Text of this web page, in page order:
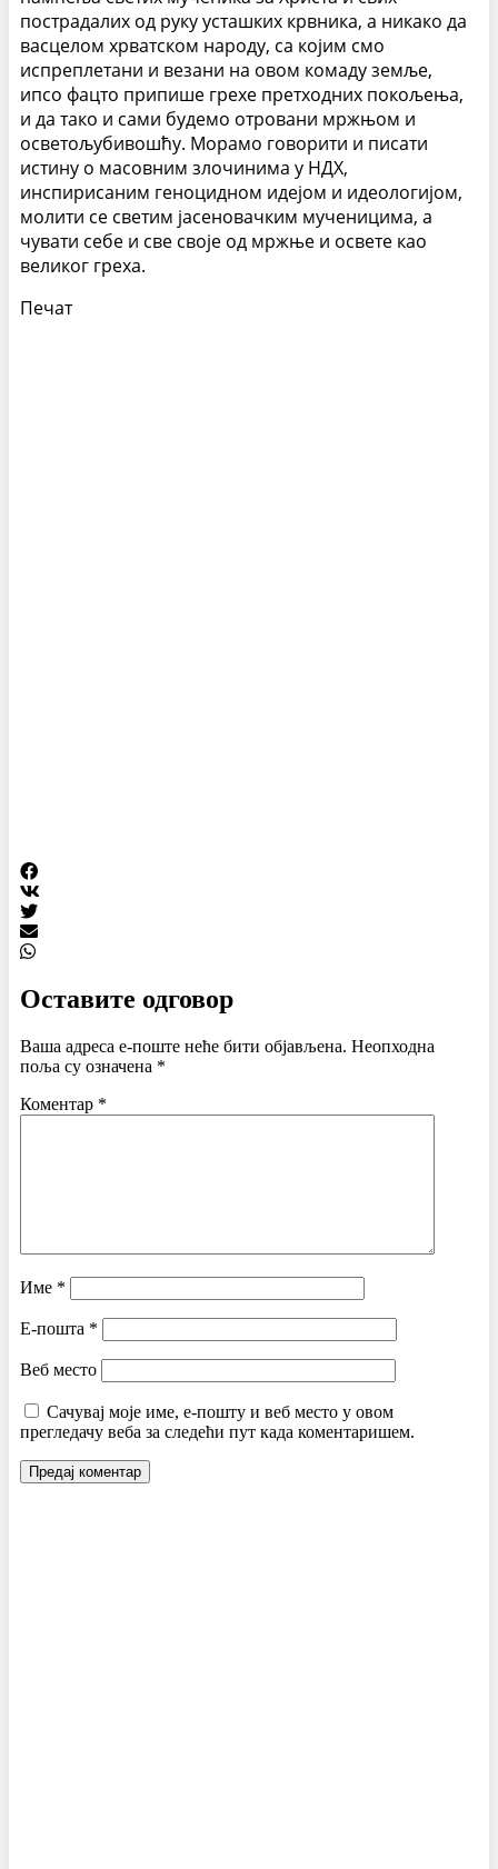
пострадалих од руку усташких крвника, а никако да
васцелом хрватском народу, са којим смо
испреплетани и везани на овом комаду земље,
ипсо фацто припише грехе претходних покољења,
и да тако и сами будемо отровани мржњом и
осветољубивошћу. Морамо говорити и писати
истину о масовним злочинима у НДХ,
инспирисаним геноцидном идејом и идеологијом,
молити се светим јасеновачким мученицима, а
чувати себе и све своје од мржње и освете као
великог греха.
Печат
Оставите одговор
Ваша адреса е-поште неће бити објављена. Неопходна
поља су означена *
Коментар *
Име *
Е-пошта *
Веб место
Сачувај моје име, е-пошту и веб место у овом
прегледачу веба за следећи пут када коментаришем.